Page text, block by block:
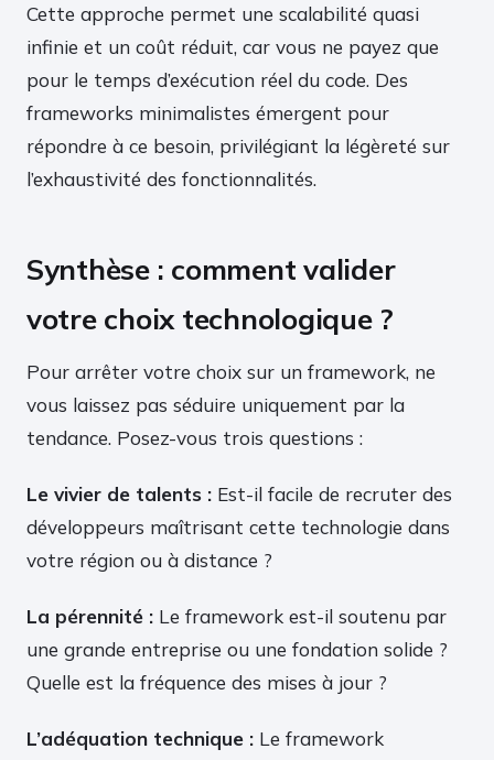
Cette approche permet une scalabilité quasi
infinie et un coût réduit, car vous ne payez que
pour le temps d’exécution réel du code. Des
frameworks minimalistes émergent pour
répondre à ce besoin, privilégiant la légèreté sur
l’exhaustivité des fonctionnalités.
Synthèse : comment valider
votre choix technologique ?
Pour arrêter votre choix sur un framework, ne
vous laissez pas séduire uniquement par la
tendance. Posez-vous trois questions :
Le vivier de talents : Est-il facile de recruter des
développeurs maîtrisant cette technologie dans
votre région ou à distance ?
La pérennité : Le framework est-il soutenu par
une grande entreprise ou une fondation solide ?
Quelle est la fréquence des mises à jour ?
L’adéquation technique : Le framework